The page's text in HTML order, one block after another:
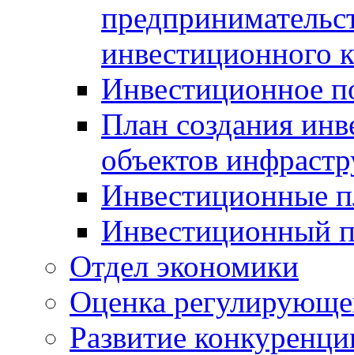
инвестиционного
Инвестиционное
План создания
объектов
Инвестиционные
Инвестиционный
Отдел экономики
Оценка
Развитие